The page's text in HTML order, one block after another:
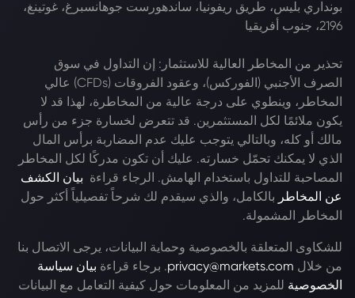
بونداري بليس، طريق ريفونيا، ساندهورست جوهانسبرغ، غوتينغ،
2196، جنوب أفريقيا
تحذير من المخاطر العالية للاستثمار: إن التداول في سوق
الصرف الأجنبي (الفوركس)، وعقود الفروقات (CFDs) عالي
المخاطر، وينطوي على درجة عالية من المخاطرة، لهذا قد لا
يكون ملائمًا لكل المستثمرين. قد تتعرض لخسارة جزء من رأس
مالك أو كله، وبالتالي يتوجب عليك عدم المضاربة برأس المال
الذي لا يمكنك تحمّل خسارته. عليك أن تكون مدركًا لكل المخاطر
المصاحبة للتداول باستخدام الهامش. الرجاء قراءة بيان الكشف
عن المخاطر بالكامل، والذي سيقدم لك شرحاً تفصيلياً أكثر حول
المخاطر المشمولة.
للشكاوى المتعلقة بالخصوصية وحماية البيانات، يرجى الاتصال بنا
من خلال privacy@markets.com. برجاء قراءة بيان سياسة
الخصوصية للمزيد من المعلومات حول كيفية التعامل مع البيانات